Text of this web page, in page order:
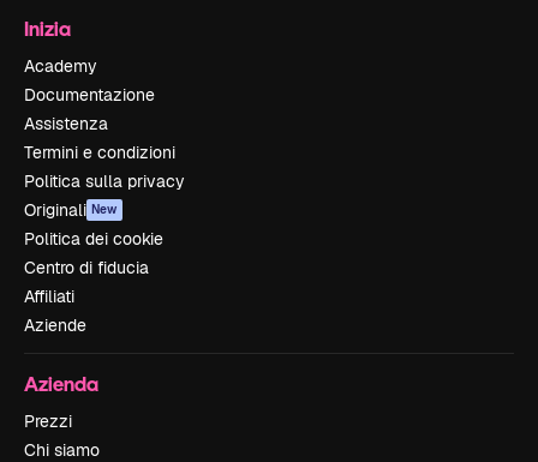
Inizia
Academy
Documentazione
Assistenza
Termini e condizioni
Politica sulla privacy
Originali New
Politica dei cookie
Centro di fiducia
Affiliati
Aziende
Azienda
Prezzi
Chi siamo